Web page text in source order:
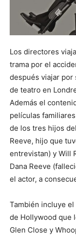
Los directores
trama por el
después viajar por
de teatro en
Además el
películas
de los tres hijos
Reeve, hijo que
entrevistan) y Will
Dana Reeve
el actor, a
También incluye
de Hollywood que
Glen Close y